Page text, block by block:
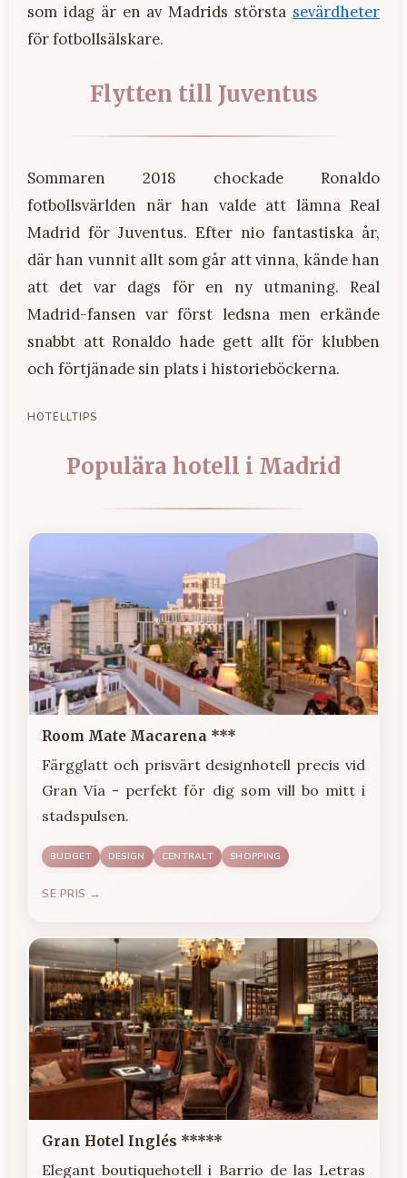
som idag är en av Madrids största sevärdheter
för fotbollsälskare.
Flytten till Juventus
Sommaren 2018 chockade Ronaldo
fotbollsvärlden när han valde att lämna Real
Madrid för Juventus. Efter nio fantastiska år,
där han vunnit allt som går att vinna, kände han
att det var dags för en ny utmaning. Real
Madrid-fansen var först ledsna men erkände
snabbt att Ronaldo hade gett allt för klubben
och förtjänade sin plats i historieböckerna.
HOTELLTIPS
Populära hotell i Madrid
Room Mate Macarena ***
Färgglatt och prisvärt designhotell precis vid
Gran Vía - perfekt för dig som vill bo mitt i
stadspulsen.
BUDGET DESIGN CENTRALT SHOPPING
SE PRIS →
Gran Hotel Inglés *****
Elegant boutiquehotell i Barrio de las Letras